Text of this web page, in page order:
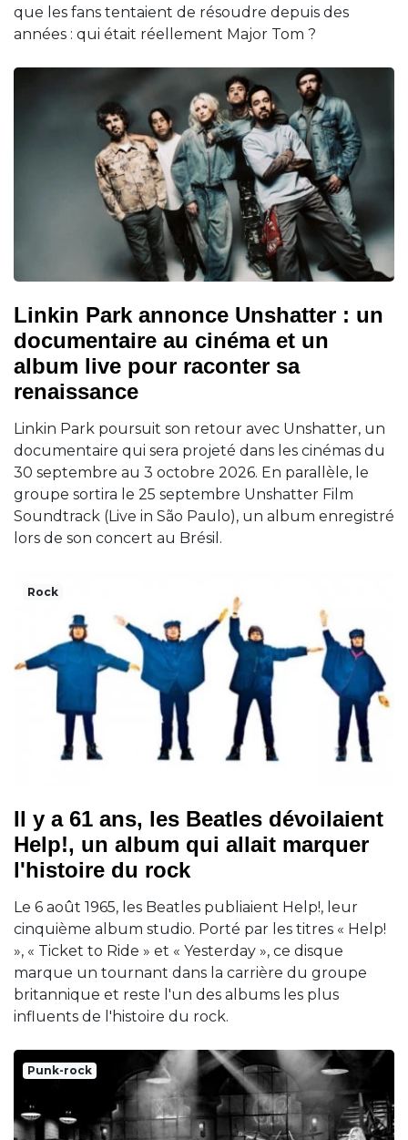
que les fans tentaient de résoudre depuis des
années : qui était réellement Major Tom ?
Linkin Park annonce Unshatter : un
documentaire au cinéma et un
album live pour raconter sa
renaissance
Linkin Park poursuit son retour avec Unshatter, un
documentaire qui sera projeté dans les cinémas du
30 septembre au 3 octobre 2026. En parallèle, le
groupe sortira le 25 septembre Unshatter Film
Soundtrack (Live in São Paulo), un album enregistré
lors de son concert au Brésil.
Rock
Il y a 61 ans, les Beatles dévoilaient
Help!, un album qui allait marquer
l'histoire du rock
Le 6 août 1965, les Beatles publiaient Help!, leur
cinquième album studio. Porté par les titres « Help!
», « Ticket to Ride » et « Yesterday », ce disque
marque un tournant dans la carrière du groupe
britannique et reste l'un des albums les plus
influents de l'histoire du rock.
Punk-rock